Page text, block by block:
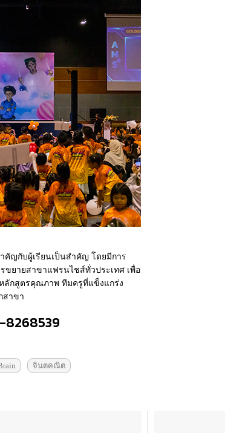
คัญกับผู้เรียนเป็นสำคัญ โดยมีการ
ขยายสาขาแฟรนไชส์ทั่วประเทศ เพื่อ
ลักสูตรคุณภาพ ทีมครูที่แข็งแกร่ง
สาขา
8268539
จินตคณิต